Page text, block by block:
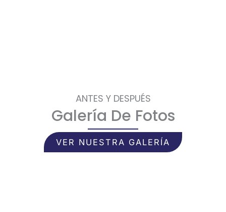
ANTES Y DESPUÉS
Galería De Fotos
VER NUESTRA GALERÍA